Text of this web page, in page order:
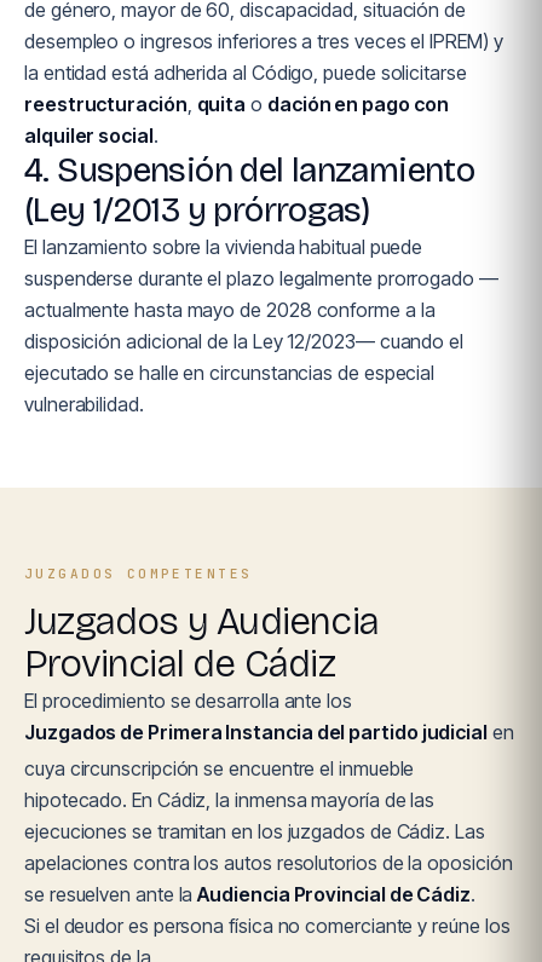
de género, mayor de 60, discapacidad, situación de
desempleo o ingresos inferiores a tres veces el IPREM) y
la entidad está adherida al Código, puede solicitarse
reestructuración, quita o dación en pago con
alquiler social.
4. Suspensión del lanzamiento
(Ley 1/2013 y prórrogas)
El lanzamiento sobre la vivienda habitual puede
suspenderse durante el plazo legalmente prorrogado —
actualmente hasta mayo de 2028 conforme a la
disposición adicional de la Ley 12/2023— cuando el
ejecutado se halle en circunstancias de especial
vulnerabilidad.
JUZGADOS COMPETENTES
Juzgados y Audiencia
Provincial de Cádiz
El procedimiento se desarrolla ante los
Juzgados de Primera Instancia del partido judicial en
cuya circunscripción se encuentre el inmueble
hipotecado. En Cádiz, la inmensa mayoría de las
ejecuciones se tramitan en los juzgados de Cádiz. Las
apelaciones contra los autos resolutorios de la oposición
se resuelven ante laAudiencia Provincial de Cádiz.
Si el deudor es persona física no comerciante y reúne los
requisitos de la